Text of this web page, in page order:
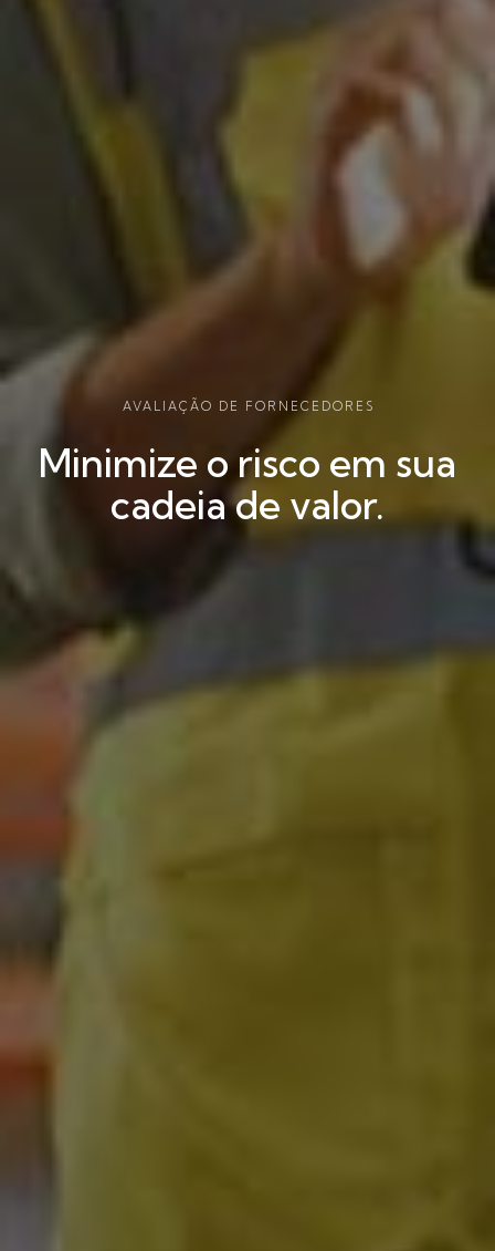
AVALIAÇÃO DE FORNECEDORES
Minimize o risco em sua
cadeia de valor.